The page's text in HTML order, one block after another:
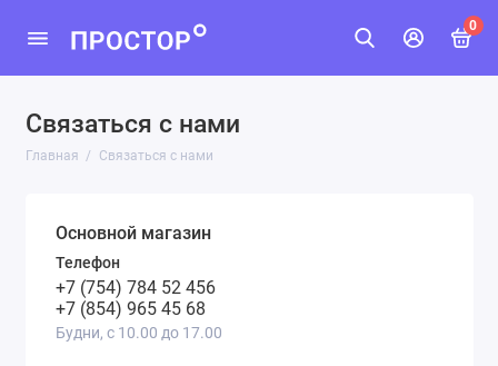
0
Связаться с нами
Главная Связаться с нами
Основной магазин
Телефон
+7 (754) 784 52 456
+7 (854) 965 45 68
Будни, с 10.00 до 17.00